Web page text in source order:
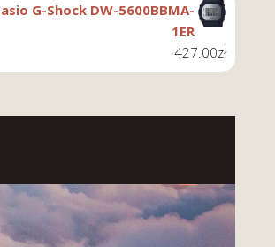
G-Shock DW-5600BBMA-
1ER
427.00zł